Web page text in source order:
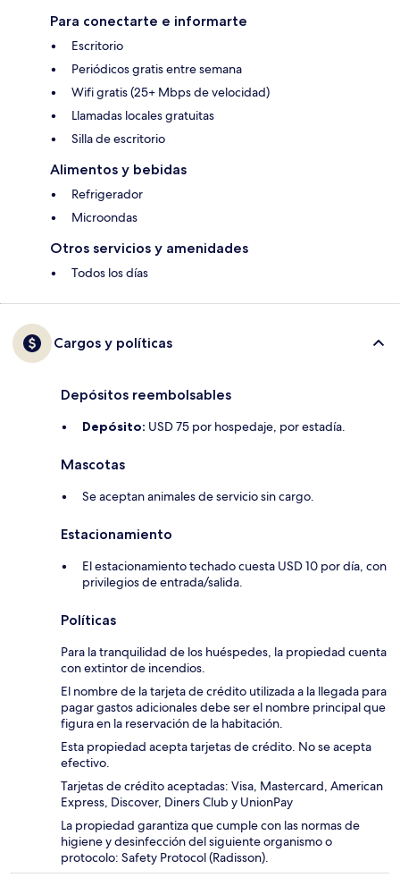
Para conectarte e informarte
Escritorio
Periódicos gratis entre semana
Wifi gratis (25+ Mbps de velocidad)
Llamadas locales gratuitas
Silla de escritorio
Alimentos y bebidas
Refrigerador
Microondas
Otros servicios y amenidades
Todos los días
Cargos y políticas
Depósitos reembolsables
Depósito: USD 75 por hospedaje, por estadía.
Mascotas
Se aceptan animales de servicio sin cargo.
Estacionamiento
El estacionamiento techado cuesta USD 10 por día, con
privilegios de entrada/salida.
Políticas
Para la tranquilidad de los huéspedes, la propiedad cuenta
con extintor de incendios.
El nombre de la tarjeta de crédito utilizada a la llegada para
pagar gastos adicionales debe ser el nombre principal que
figura en la reservación de la habitación.
Esta propiedad acepta tarjetas de crédito. No se acepta
efectivo.
Tarjetas de crédito aceptadas: Visa, Mastercard, American
Express, Discover, Diners Club y UnionPay
La propiedad garantiza que cumple con las normas de
higiene y desinfección del siguiente organismo o
protocolo: Safety Protocol (Radisson).